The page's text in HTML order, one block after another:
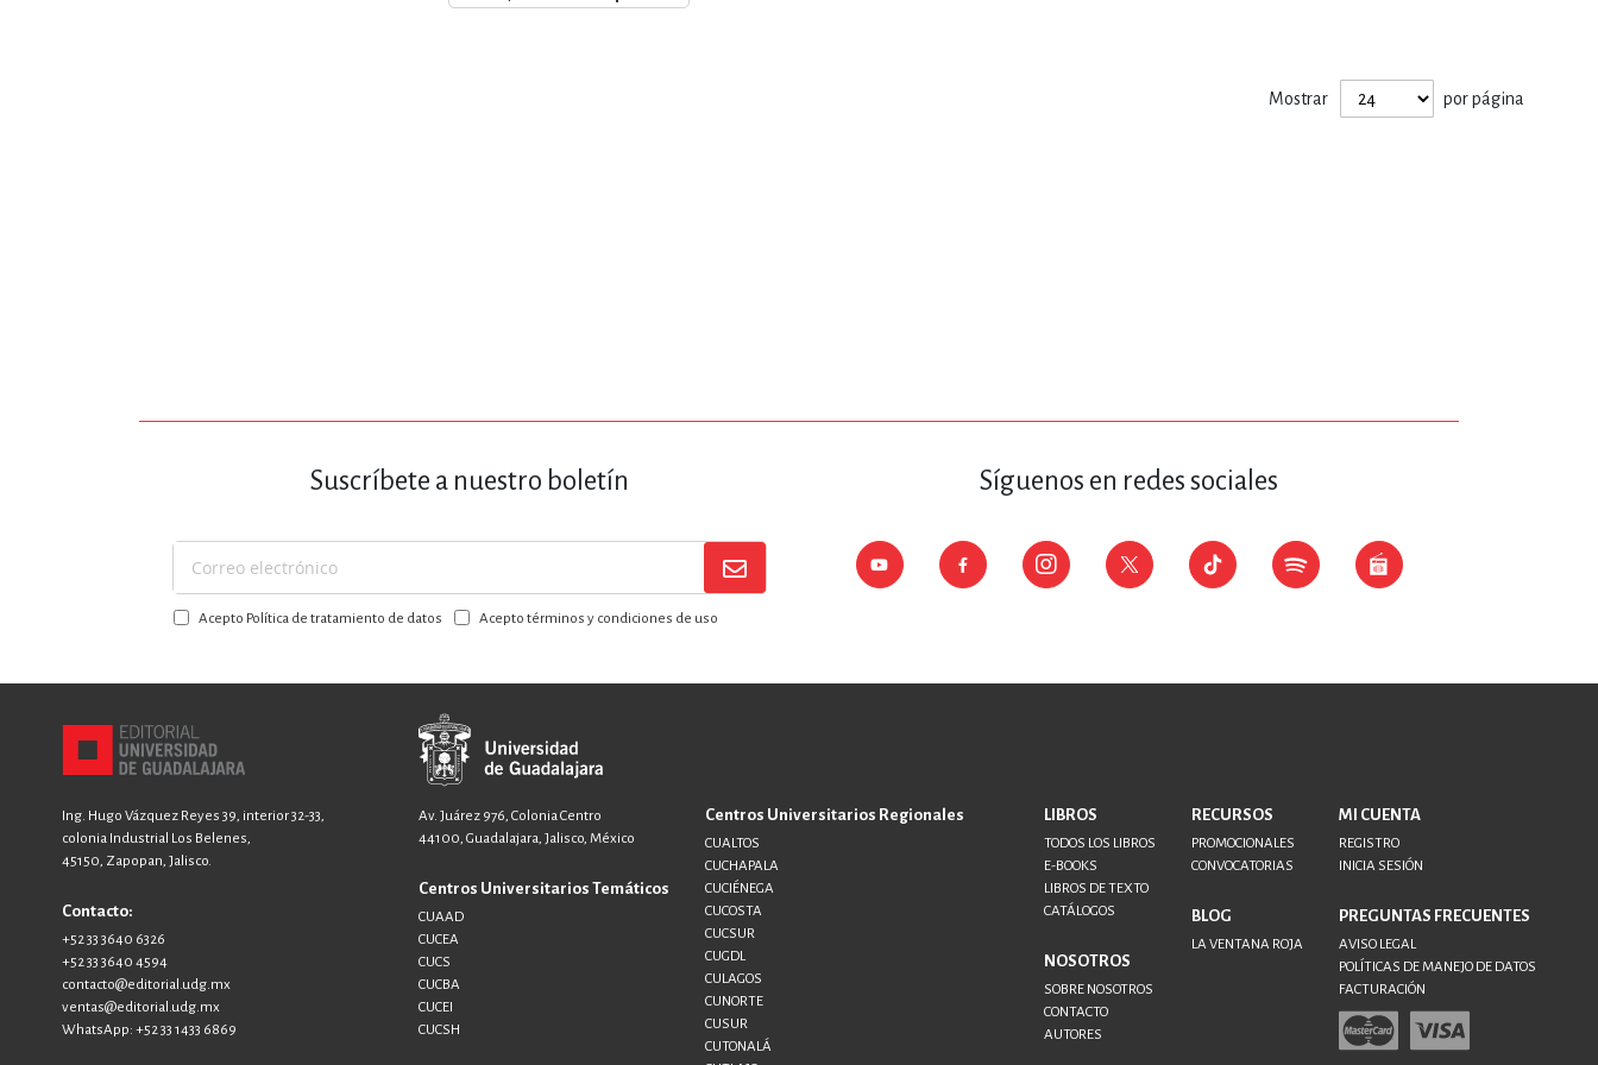
MATEMÁTICAS Y CIENCIAS
NOVELA GRÁFICA, LIBROS DE CÓMICS, DIBUJOS ANIMADOS
TECNOLOGÍA, INGENIERÍA, AGRICULTURA
Mostrar por página
Suscríbete a nuestro boletín
Suscríbase
a
nuestroAcepto Política de tratamiento de datos Acepto términos y condiciones de uso
Síguenos en redes sociales
Ing. Hugo Vázquez Reyes 39, interior 32-33,
colonia Industrial Los Belenes,
45150, Zapopan, Jalisco.
Contacto:
+52 33 3640 6326
+52 33 3640 4594
contacto@editorial.udg.mx
ventas@editorial.udg.mx
WhatsApp: +52 33 1433 6869
Av. Juárez 976, Colonia Centro
44100, Guadalajara, Jalisco, México
Centros Universitarios Temáticos
CUAAD
CUCEA
CUCS
CUCBA
CUCEI
CUCSH
Centros Universitarios Regionales
CUALTOS
CUCHAPALA
CUCIÉNEGA
CUCOSTA
CUCSUR
CUGDL
CULAGOS
CUNORTE
CUSUR
CUTONALÁ
LIBROS
TODOS LOS LIBROS
E-BOOKS
LIBROS DE TEXTO
CATÁLOGOS
NOSOTROS
SOBRE NOSOTROS
CONTACTO
AUTORES
RECURSOS
PROMOCIONALES
CONVOCATORIAS
BLOG
LA VENTANA ROJA
MI CUENTA
REGISTRO
INICIA SESIÓN
PREGUNTAS FRECUENTES
AVISO LEGAL
POLÍTICAS DE MANEJO DE DATOS
FACTURACIÓN